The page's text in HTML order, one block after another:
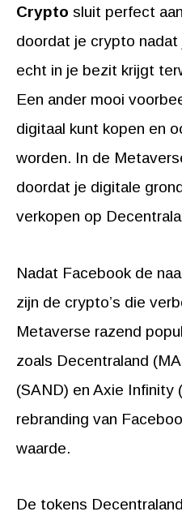
Crypto sluit perfect
doordat je crypto
echt in je bezit krijgt
Een ander mooi
digitaal kunt kopen en
worden. In de
doordat je digitale
verkopen op
Nadat Facebook de
zijn de crypto’s die
Metaverse razend
zoals Decentraland
(SAND) en Axie Infinity
rebranding van
waarde.
De tokens